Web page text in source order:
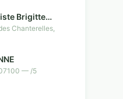
Brigitte
Chanterelles,
— /5